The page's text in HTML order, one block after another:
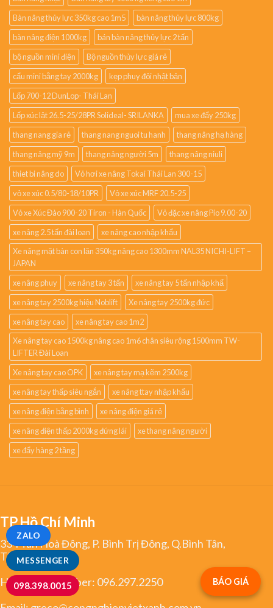
MESSENGER
ZALO
098.398.0015
Bàn nâng thủy lực 350kg cao 1m5
bàn nâng thủy lực 800kg
bàn nâng điện 1000kg
bán bàn nâng thủy lực 2 tấn
bộ nguồn mini điện
Bộ nguồn thủy lực giá rẻ
cẩu mini bằng tay 2000kg
kẹp phuy đôi nhật bản
Lốp 700-12 DunLop- Thái Lan
Lốp xúc lật 26.5-25/28PR Solideal- SRILANKA
mua xe đẩy 250kg
thang nang gia rẻ
thang nang nguoi tu hanh
thang nâng hạ hàng
thang nâng mỹ 9m
thang nâng người 5m
thang nâng niuli
thiet bi nâng do
Vỏ hơi xe nâng Tokai Thái Lan 300-15
vỏ xe xúc 0.5/80-18/10PR
Vỏ xe xúc MRF 20.5-25
Vỏ xe Xúc Đào 900-20 Tiron - Hàn Quốc
Vỏ đặc xe nâng Pio 9.00-20
xe nâng 2.5 tấn đài loan
xe nâng cao nhập khẩu
Xe nâng mặt bàn con lăn 350kg nâng cao 1300mm NAL35 NICHI-LIFT –
JAPAN
xe nâng phuy
xe nâng tay 3 tấn
xe nâng tay 5 tấn nhập khẩ
xe nâng tay 2500kg hiệu Noblift
Xe nâng tay 2500kg đức
xe nâng tay cao
xe nâng tay cao 1m2
Xe nâng tay cao 1500kg nâng cao 1m6 chân siêu rộng 1500mm TW-
LIFTER Đài Loan
Xe nâng tay cao OPK
xe nâng tay mạ kẽm 2500kg
xe nâng tay thấp siêu ngắn
xe nâng ttay nhập khẩu
xe nâng điện bằng bình
xe nâng điện giá rẻ
xe nâng điện thấp 2000kg đứng lái
xe thang nâng người
xe đẩy hàng 2 tầng
TP.Hồ Chí Minh
334 Tân Hoà Đông, P. Bình Trị Đông, Q.Bình Tân,
TP.HCM
Hotline/Zalo/Viber: 096.297.2250
BÁO GIÁ